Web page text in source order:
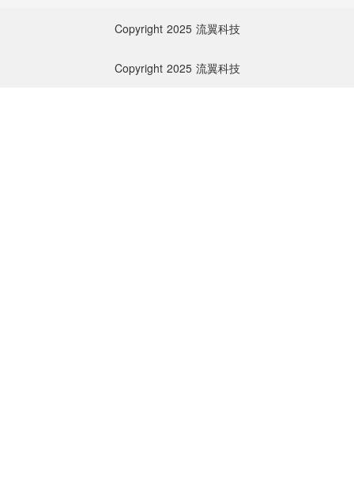
Copyright 2025 流翼科技
Copyright 2025 流翼科技